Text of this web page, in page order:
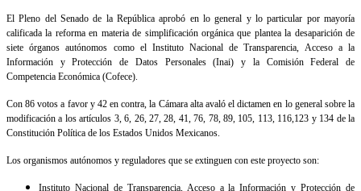
El Pleno del Senado de la República aprobó en lo general y lo particular por mayoría
calificada la reforma en materia de simplificación orgánica que plantea la desaparición de
siete órganos autónomos como el Instituto Nacional de Transparencia, Acceso a la
Información y Protección de Datos Personales (Inai) y la Comisión Federal de
Competencia Económica (Cofece).
Con 86 votos a favor y 42 en contra, la Cámara alta avaló el dictamen en lo general sobre la
modificación a los artículos 3, 6, 26, 27, 28, 41, 76, 78, 89, 105, 113, 116,123 y 134 de la
Constitución Política de los Estados Unidos Mexicanos.
Los organismos autónomos y reguladores que se extinguen con este proyecto son:
Instituto Nacional de Transparencia, Acceso a la Información y Protección de